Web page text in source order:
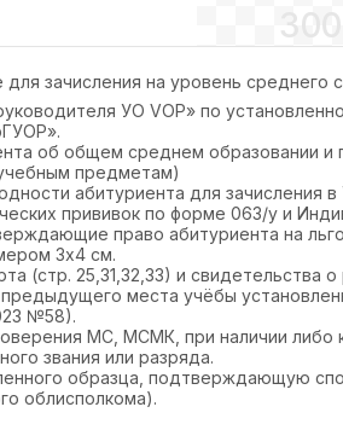
зачисления на уровень среднего
УО VOP» по
об общем среднем образовании
предметам)
абитуриента для зачисления
прививок по форме 063/у и
право абитуриента на
3х4 см.
(стр. 25,31,32,33) и свидетельства
места учёбы
№58).
МС, МСМК, при наличии либо
звания или разряда.
образца, подтверждающую
облисполкома).